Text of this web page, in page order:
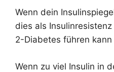
Wenn dein
dies als
2-Diabetes führen kann
Wenn zu viel Insulin in